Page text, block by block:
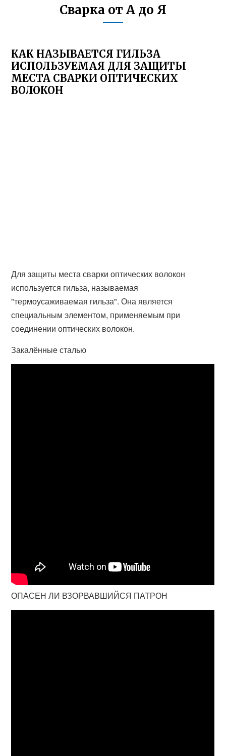
Сварка от А до Я
КАК НАЗЫВАЕТСЯ ГИЛЬЗА
ИСПОЛЬЗУЕМАЯ ДЛЯ ЗАЩИТЫ
МЕСТА СВАРКИ ОПТИЧЕСКИХ
ВОЛОКОН
Для защиты места сварки оптических волокон
используется гильза, называемая
"термоусаживаемая гильза". Она является
специальным элементом, применяемым при
соединении оптических волокон.
Закалённые сталью
ОПАСЕН ЛИ ВЗОРВАВШИЙСЯ ПАТРОН